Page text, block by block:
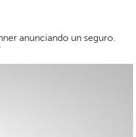
anunciando un seguro.